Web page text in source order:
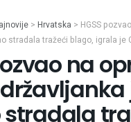
> Hrvatska > HGSS
stradala tražeći blago, igrala je
na